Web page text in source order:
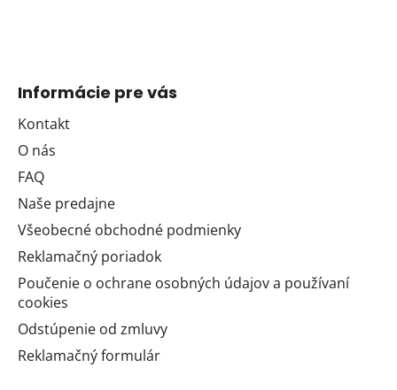
Informácie pre vás
Kontakt
O nás
FAQ
Naše predajne
Všeobecné obchodné podmienky
Reklamačný poriadok
Poučenie o ochrane osobných údajov a používaní
cookies
Odstúpenie od zmluvy
Reklamačný formulár